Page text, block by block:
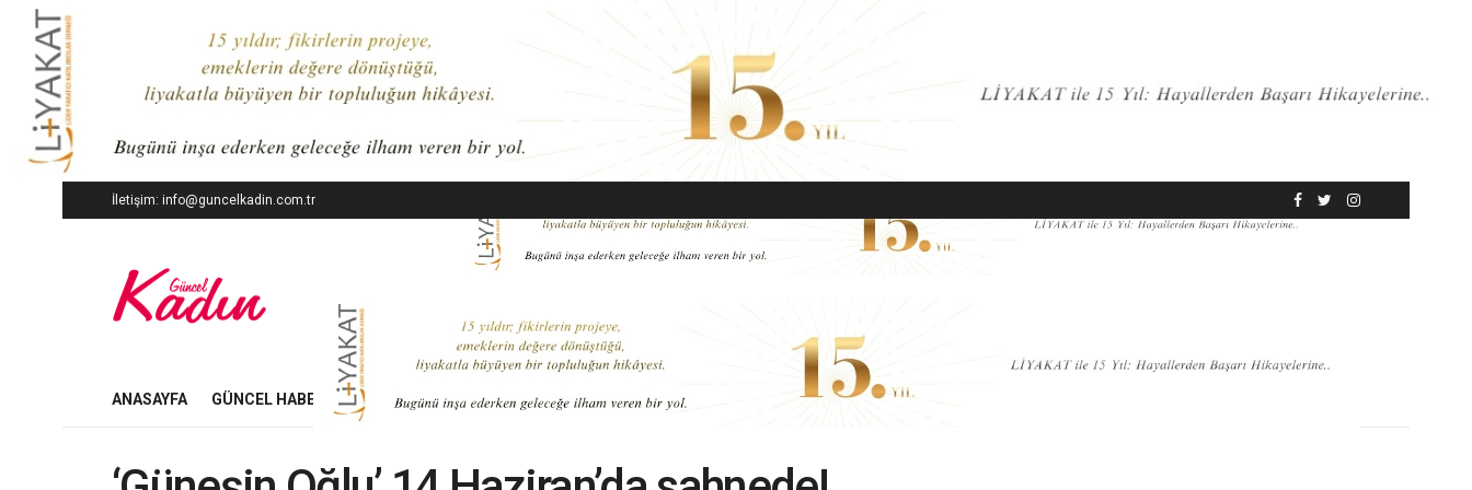
İletişim: info@guncelkadin.com.tr
ANASAYFA GÜNCEL HABERLER İŞ DÜNYASI EKONOMI MODA GÜZELLIK YAŞAM SANAT